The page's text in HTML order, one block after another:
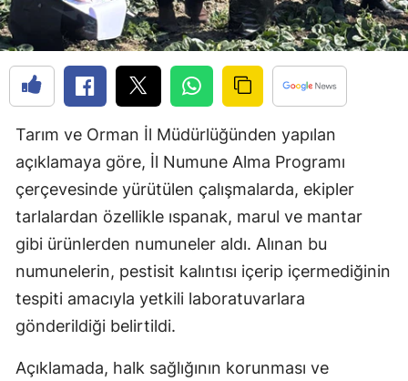
Bolu
Çanakkale
Çankırı
Çorum
Denizli
Diyarbakır
Tarım ve Orman İl Müdürlüğünden yapılan
açıklamaya göre, İl Numune Alma Programı
çerçevesinde yürütülen çalışmalarda, ekipler
tarlalardan özellikle ıspanak, marul ve mantar
gibi ürünlerden numuneler aldı. Alınan bu
numunelerin, pestisit kalıntısı içerip içermediğinin
tespiti amacıyla yetkili laboratuvarlara
gönderildiği belirtildi.
Açıklamada, halk sağlığının korunması ve